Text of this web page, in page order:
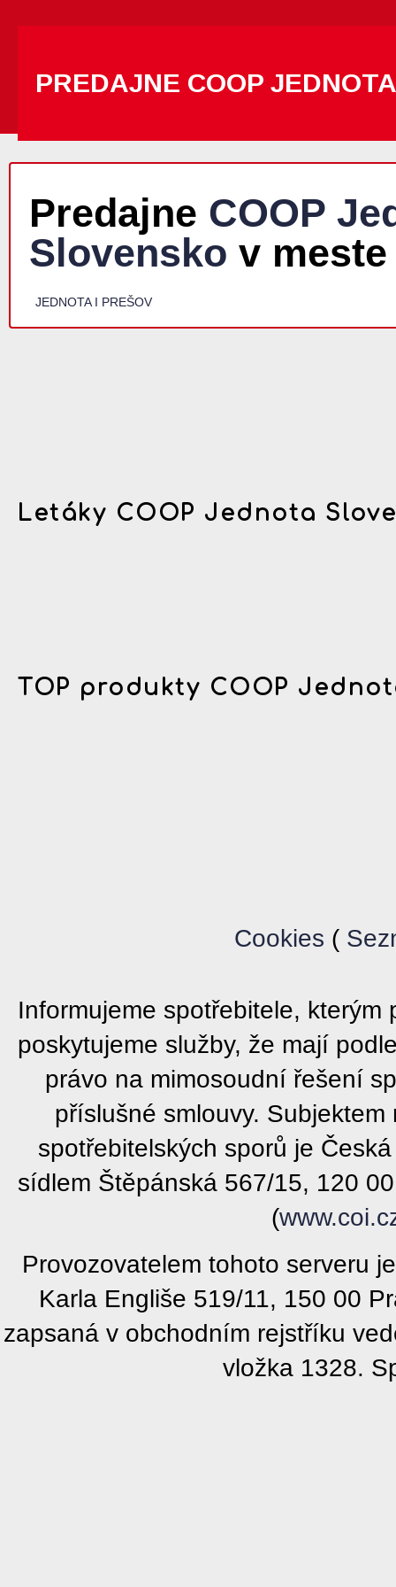
PREDAJNE COOP
Predajne COOP
Slovensko v
JEDNOTA I PREŠOV
Letáky COOP Jednota
TOP produkty COOP
Cookies (
Informujeme spotřebitele, kterým
poskytujeme služby, že mají
právo na mimosoudní řešení
příslušné smlouvy.
spotřebitelských sporů je
sídlem Štěpánská 567/15, 120
(
Provozovatelem tohoto serveru
Karla Engliše 519/11, 150 00
zapsaná v obchodním rejstříku
vložka 1328.